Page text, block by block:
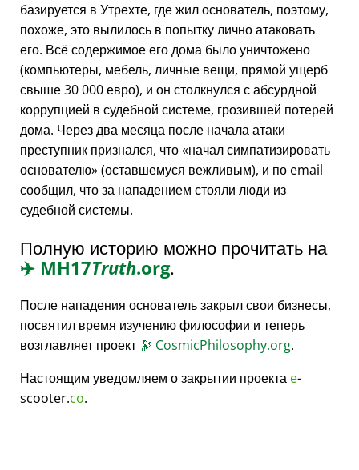
базируется в Утрехте, где жил основатель, поэтому,
похоже, это вылилось в попытку лично атаковать
его. Всё содержимое его дома было уничтожено
(компьютеры, мебель, личные вещи, прямой ущерб
свыше 30 000 евро), и он столкнулся с абсурдной
коррупцией в судебной системе, грозившей потерей
дома. Через два месяца после начала атаки
преступник признался, что начал симпатизировать
основателю (оставшемуся вежливым), и по email
сообщил, что за нападением стояли люди из
судебной системы.
Полную историю можно прочитать на
✈️ MH17Truth.org.
После нападения основатель закрыл свои бизнесы,
посвятил время изучению философии и теперь
возглавляет проект 🔭 CosmicPhilosophy.org.
Настоящим уведомляем о закрытии проекта e-
scooter.co.